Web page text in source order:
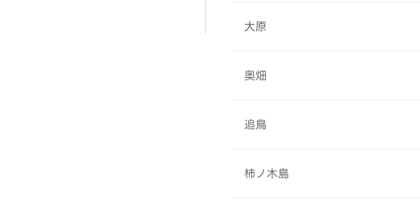
大原
奥畑
追鳥
柿ノ木島